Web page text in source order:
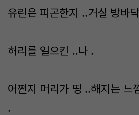
유린은 피곤한지 ..거실 방바
허리를 일으킨 ..나 .
어쩐지 머리가 띵 ..해지는 느
.